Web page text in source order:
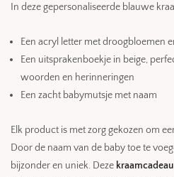
In deze gepersonaliseerde blauwe
Een acryl letter met droogbloemen
Een uitsprakenboekje in beige,
woorden en herinneringen
Een zacht babymutsje met naam
Elk product is met zorg gekozen om
Door de naam van de baby toe te
bijzonder en uniek. Deze